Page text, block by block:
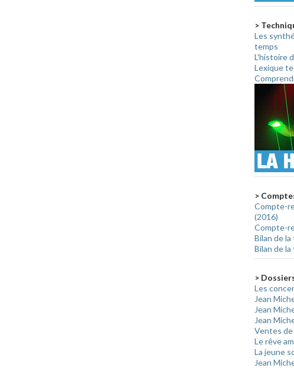
>
Les
temps
L'histoire
Lexique
>
Compte-
(2016)
Compte-
Bilan de
Bilan de
>
Les
Jean
Jean
Jean
Ventes de
Le rêve
La jeune
Jean